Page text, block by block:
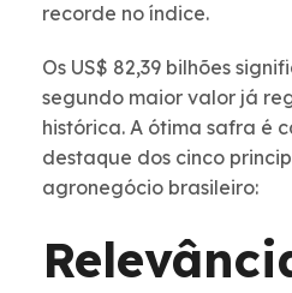
recorde no índice.
Os US$ 82,39 bilhões
segundo maior valor já
histórica. A ótima safra é
destaque dos cinco
agronegócio brasileiro: